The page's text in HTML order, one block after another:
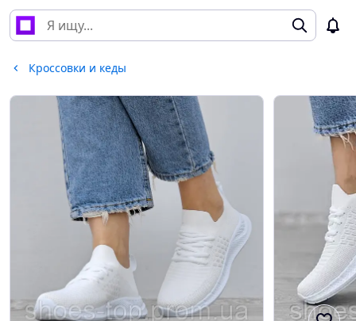
Кроссовки и кеды